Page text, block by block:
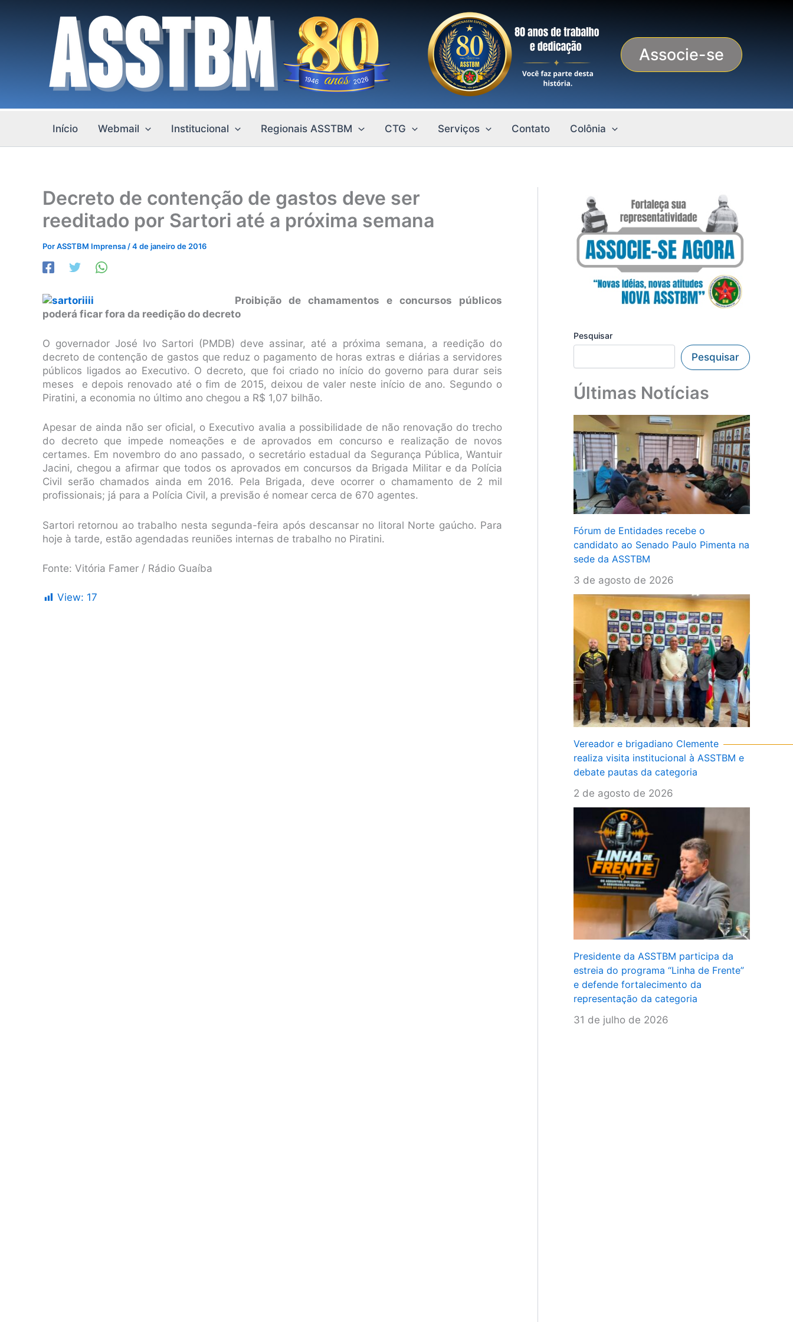
Associe-se
Início Webmail Institucional Regionais ASSTBM CTG Serviços Contato Colônia
Decreto de contenção de gastos deve ser
reeditado por Sartori até a próxima semana
PorASSTBM Imprensa /4 de janeiro de 2016
Proibição de chamamentos e concursos públicos
poderá ficar fora da reedição do decreto
O governador José Ivo Sartori (PMDB) deve assinar, até a próxima semana, a reedição do
decreto de contenção de gastos que reduz o pagamento de horas extras e diárias a servidores
públicos ligados ao Executivo. O decreto, que foi criado no início do governo para durar seis
meses e depois renovado até o fim de 2015, deixou de valer neste início de ano. Segundo o
Piratini, a economia no último ano chegou a R$ 1,07 bilhão.
Apesar de ainda não ser oficial, o Executivo avalia a possibilidade de não renovação do trecho
do decreto que impede nomeações e de aprovados em concurso e realização de novos
certames. Em novembro do ano passado, o secretário estadual da Segurança Pública, Wantuir
Jacini, chegou a afirmar que todos os aprovados em concursos da Brigada Militar e da Polícia
Civil serão chamados ainda em 2016. Pela Brigada, deve ocorrer o chamamento de 2 mil
profissionais; já para a Polícia Civil, a previsão é nomear cerca de 670 agentes.
Sartori retornou ao trabalho nesta segunda-feira após descansar no litoral Norte gaúcho. Para
hoje à tarde, estão agendadas reuniões internas de trabalho no Piratini.
Fonte: Vitória Famer / Rádio Guaíba
View: 17
Pesquisar
Pesquisar
Últimas Notícias
Fórum de Entidades recebe o
candidato ao Senado Paulo Pimenta na
sede da ASSTBM
3 de agosto de 2026
Vereador e brigadiano Clemente
realiza visita institucional à ASSTBM e
debate pautas da categoria
2 de agosto de 2026
Presidente da ASSTBM participa da
estreia do programa “Linha de Frente”
e defende fortalecimento da
representação da categoria
31 de julho de 2026